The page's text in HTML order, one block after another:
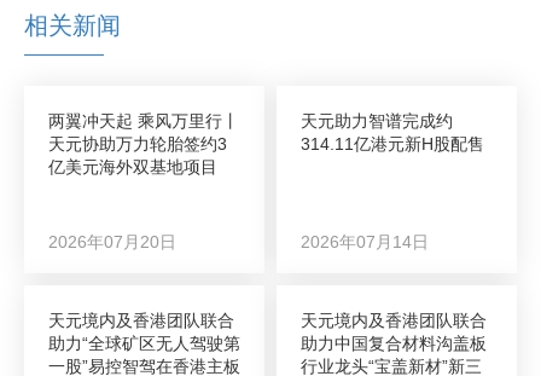
相关新闻
两翼冲天起 乘风万里行丨
天元协助万力轮胎签约3
亿美元海外双基地项目
2026年07月20日
天元助力智谱完成约
314.11亿港元新H股配售
2026年07月14日
天元境内及香港团队联合
助力“全球矿区无人驾驶第
一股”易控智驾在香港主板
天元境内及香港团队联合
助力中国复合材料沟盖板
行业龙头“宝盖新材”新三